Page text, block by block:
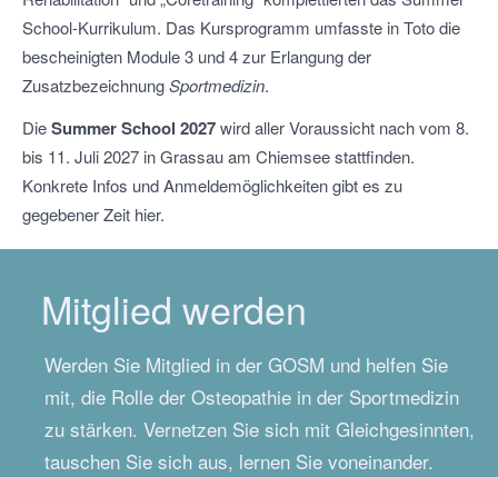
School-Kurrikulum. Das Kursprogramm umfasste in Toto die
bescheinigten Module 3 und 4 zur Erlangung der
ZusatzbezeichnungSportmedizin.
DieSummer School 2027wird aller Voraussicht nach vom 8.
bis 11. Juli 2027 in Grassau am Chiemsee stattfinden.
Konkrete Infos und Anmeldemöglichkeiten gibt es zu
gegebener Zeit hier.
Mitglied werden
Werden Sie Mitglied in der GOSM und helfen Sie
mit, die Rolle der Osteopathie in der Sportmedizin
zu stärken. Vernetzen Sie sich mit Gleichgesinnten,
tauschen Sie sich aus, lernen Sie voneinander.